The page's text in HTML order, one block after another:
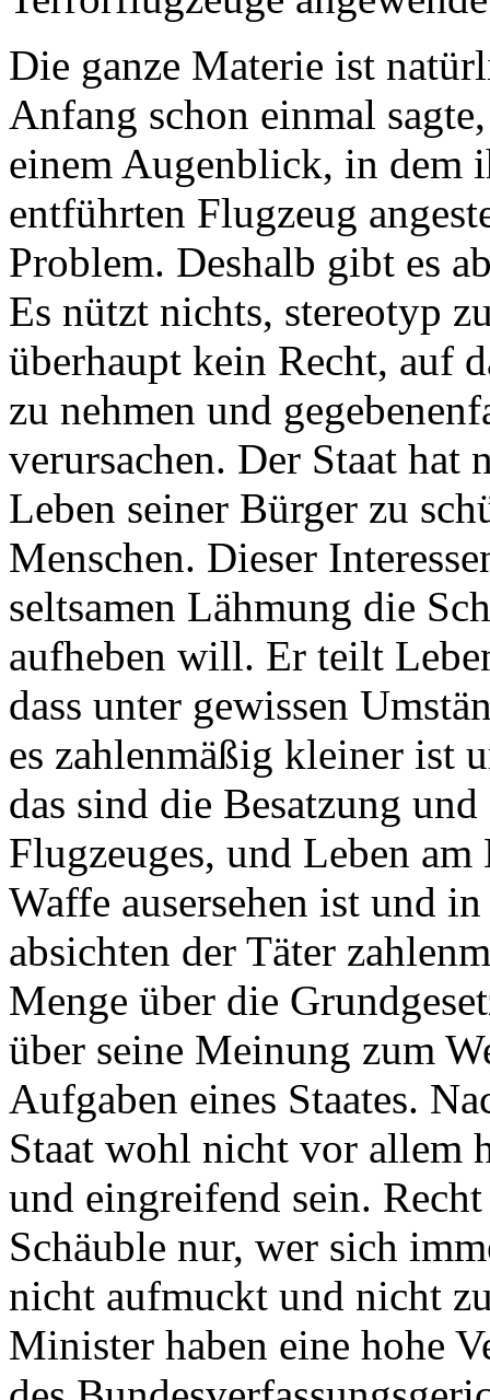
Die ganze Materie ist
Anfang schon einmal
einem Augenblick, in dem
entführten Flugzeug
Problem. Deshalb gibt es
Es nützt nichts, stereotyp
überhaupt kein Recht, auf
zu nehmen und
verursachen. Der Staat hat
Leben seiner Bürger zu
Menschen. Dieser
seltsamen Lähmung die
aufheben will. Er teilt
dass unter gewissen
es zahlenmäßig kleiner ist
das sind die Besatzung
Flugzeuges, und Leben
Waffe ausersehen ist und
absichten der Täter
Menge über die
über seine Meinung zum
Aufgaben eines Staates.
Staat wohl nicht vor allem
und eingreifend sein.
Schäuble nur, wer sich
nicht aufmuckt und nicht
Minister haben eine hohe